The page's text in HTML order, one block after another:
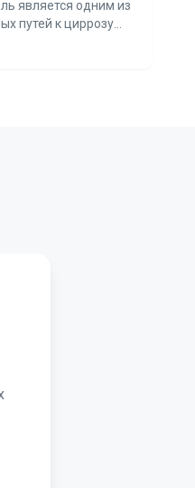
является одним из
путей к циррозу